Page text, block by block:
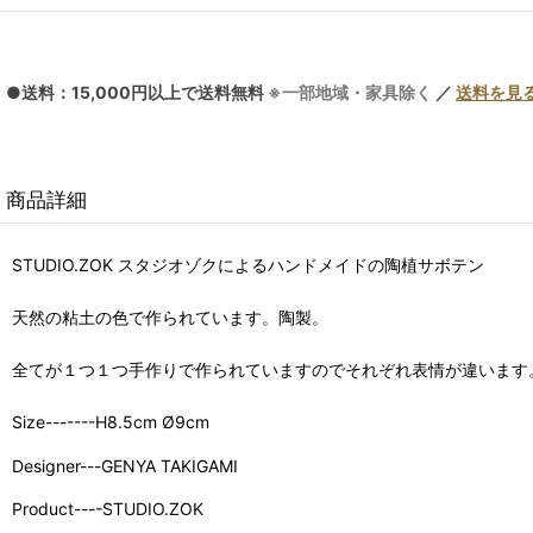
●送料：15,000円以上で送料無料 ※一部地域・家具除く ／ 送料を見
商品詳細
STUDIO.ZOK スタジオゾクによるハンドメイドの陶植サボテン
天然の粘土の色で作られています。陶製。
全てが１つ１つ手作りで作られていますのでそれぞれ表情が違います
Size-------H8.5cm Ø9cm
Designer---GENYA TAKIGAMI
Product----STUDIO.ZOK